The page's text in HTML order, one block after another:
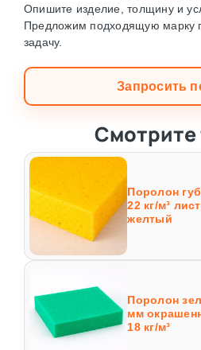
Опишите изделие, толщину и
Предложим подходящую марку
задачу.
Запросить
Смотрите
Поролон
22 кг/м³
желтый
Поролон
мм
18 кг/м³